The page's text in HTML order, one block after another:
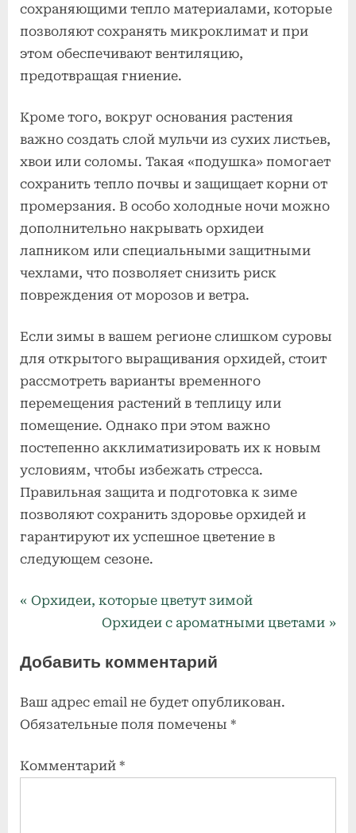
сохраняющими тепло материалами, которые
позволяют сохранять микроклимат и при
этом обеспечивают вентиляцию,
предотвращая гниение.
Кроме того, вокруг основания растения
важно создать слой мульчи из сухих листьев,
хвои или соломы. Такая «подушка» помогает
сохранить тепло почвы и защищает корни от
промерзания. В особо холодные ночи можно
дополнительно накрывать орхидеи
лапником или специальными защитными
чехлами, что позволяет снизить риск
повреждения от морозов и ветра.
Если зимы в вашем регионе слишком суровы
для открытого выращивания орхидей, стоит
рассмотреть варианты временного
перемещения растений в теплицу или
помещение. Однако при этом важно
постепенно акклиматизировать их к новым
условиям, чтобы избежать стресса.
Правильная защита и подготовка к зиме
позволяют сохранить здоровье орхидей и
гарантируют их успешное цветение в
следующем сезоне.
Виды и
Навигация
записям
P
v
o
u
P
Орхидеи, которые цветут зимой
N
x
P
o
t
Орхидеи с ароматными цветами
Добавить комментарий
Ваш адрес email не будет опубликован.
Обязательные поля помечены *
Комментарий *